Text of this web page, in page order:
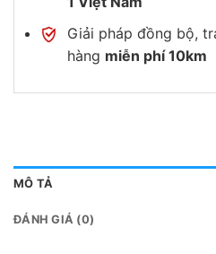
Giải pháp đồng bộ,
hàng miễn phí 10km
MÔ TẢ
ĐÁNH GIÁ (0)